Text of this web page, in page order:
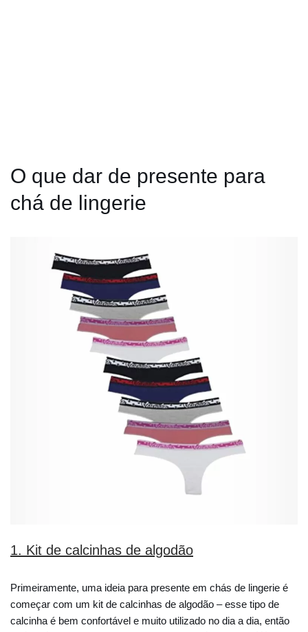
O que dar de presente para
chá de lingerie
1. Kit de calcinhas de algodão
Primeiramente, uma ideia para presente em chás de lingerie é
começar com um kit de calcinhas de algodão – esse tipo de
calcinha é bem confortável e muito utilizado no dia a dia, então